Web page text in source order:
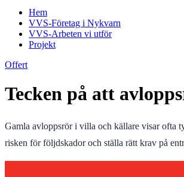
Hem
VVS-Företag i Nykvarn
VVS-Arbeten vi utför
Projekt
Offert
Tecken på att
Gamla avloppsrör i villa och källare visar ofta
risken för följdskador och ställa rätt krav på